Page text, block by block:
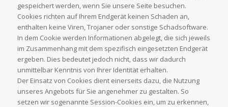
gespeichert werden, wenn Sie unsere Seite besuchen.
Cookies richten auf Ihrem Endgerät keinen Schaden an,
enthalten keine Viren, Trojaner oder sonstige Schadsoftware.
In dem Cookie werden Informationen abgelegt, die sich jeweils
im Zusammenhang mit dem spezifisch eingesetzten Endgerät
ergeben. Dies bedeutet jedoch nicht, dass wir dadurch
unmittelbar Kenntnis von Ihrer Identität erhalten.
Der Einsatz von Cookies dient einerseits dazu, die Nutzung
unseres Angebots für Sie angenehmer zu gestalten. So
setzen wir sogenannte Session-Cookies ein, um zu erkennen,